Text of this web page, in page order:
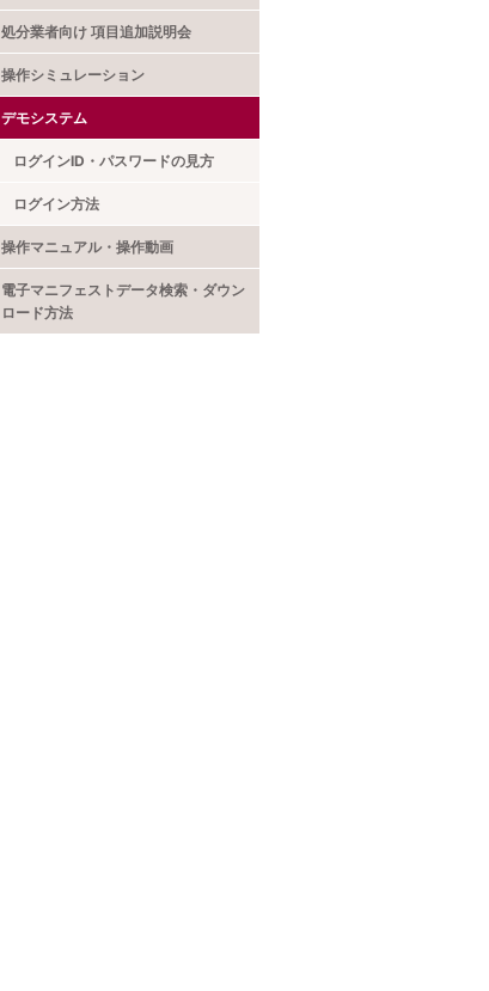
処分業者向け 項目追加説明会
操作シミュレーション
デモシステム
ログインID・パスワードの見方
ログイン方法
操作マニュアル・操作動画
電子マニフェストデータ検索・ダウン
ロード方法